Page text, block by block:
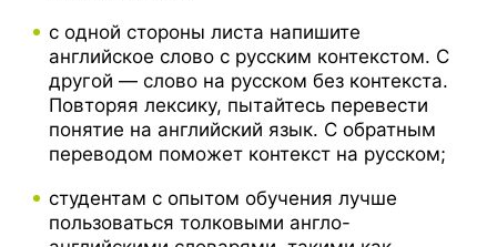
с одной стороны листа напишите
английское слово с русским контекстом. С
другой — слово на русском без контекста.
Повторяя лексику, пытайтесь перевести
понятие на английский язык. С обратным
переводом поможет контекст на русском;
студентам с опытом обучения лучше
пользоваться толковыми англо-